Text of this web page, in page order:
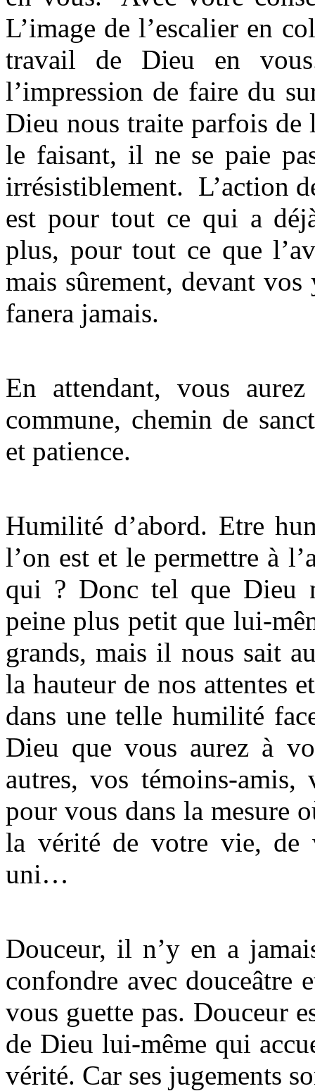
L’image de l’escalier en
travail de Dieu en
l’impression de faire du
Dieu nous traite parfois de
le faisant, il ne se paie
irrésistiblement. L’action
est pour tout ce qui a
plus, pour tout ce que
mais sûrement, devant
fanera jamais.
En attendant, vous
commune, chemin de
et patience.
Humilité d’abord. Etre
l’on est et le permettre à
qui ? Donc tel que Dieu
peine plus petit que lui-
grands, mais il nous sait
la hauteur de nos attentes
dans une telle humilité
Dieu que vous aurez à
autres, vos témoins-amis,
pour vous dans la mesure
la vérité de votre vie, de
uni…
Douceur, il n’y en a
confondre avec douceâtre
vous guette pas. Douceur
de Dieu lui-même qui
vérité. Car ses jugements